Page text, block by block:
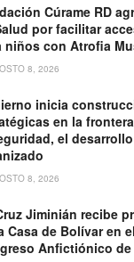
Cúrame RD
por facilitar
niños con Atrofia
8, 2026
inicia
en la
el
8, 2026
Jiminián recibe
Casa de Bolívar en
Anfictiónico de